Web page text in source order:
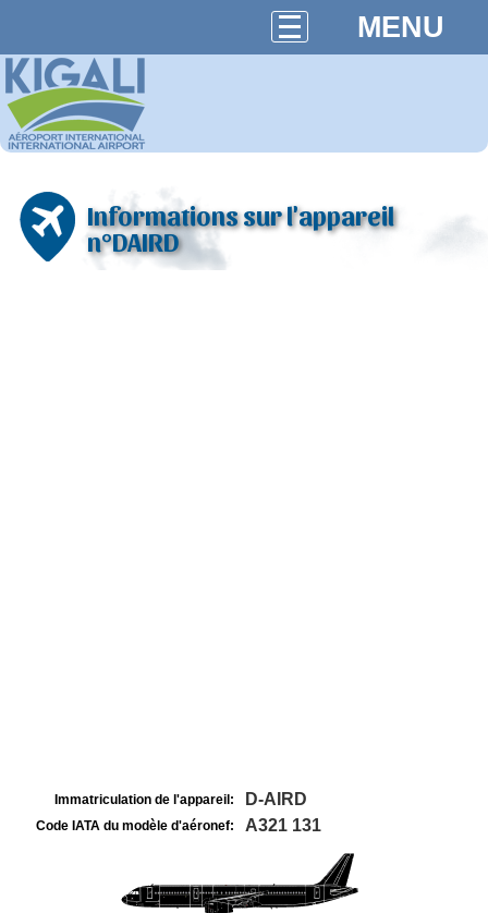
MENU
Informations sur l'appareil
n°DAIRD
Immatriculation de l'appareil: D-AIRD
Code IATA du modèle d'aéronef: A321 131